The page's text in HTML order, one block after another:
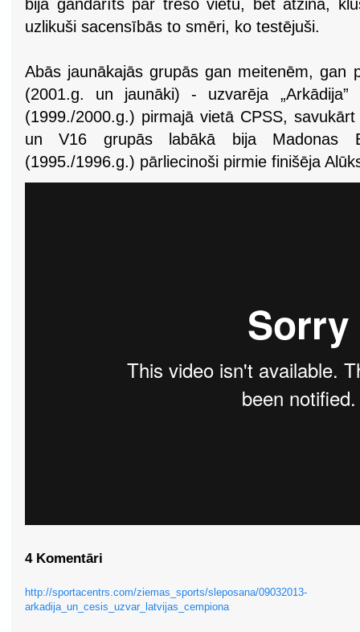
bija gandarīts par trešo vietu, bet atzina,
uzlikuši sacensībās to smēri, ko testējuši.
Abās jaunākajās grupās gan meitenēm, gan
(2001.g. un jaunāki) - uzvarēja
(1999./2000.g.) pirmajā vietā CPSS,
un V16 grupās labākā bija Madonas
(1995./1996.g.) pārliecinoši pirmie finišēja
4 Komentāri
http://sportacentrs.com/ziemas_sports/sleposana/09032013-
arkadija_un_cesis_uzvar_latvijas_cempiona